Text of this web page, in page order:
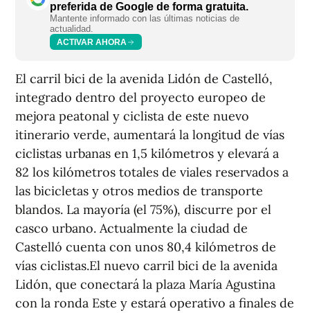
preferida de Google de forma gratuita.
Mantente informado con las últimas noticias de
actualidad.
ACTIVAR AHORA
El carril bici de la avenida Lidón de Castelló,
integrado dentro del proyecto europeo de
mejora peatonal y ciclista de este nuevo
itinerario verde, aumentará la longitud de vías
ciclistas urbanas en 1,5 kilómetros y elevará a
82 los kilómetros totales de viales reservados a
las bicicletas y otros medios de transporte
blandos. La mayoría (el 75%), discurre por el
casco urbano. Actualmente la ciudad de
Castelló cuenta con unos 80,4 kilómetros de
vías ciclistas.El nuevo carril bici de la avenida
Lidón, que conectará la plaza María Agustina
con la ronda Este y estará operativo a finales de